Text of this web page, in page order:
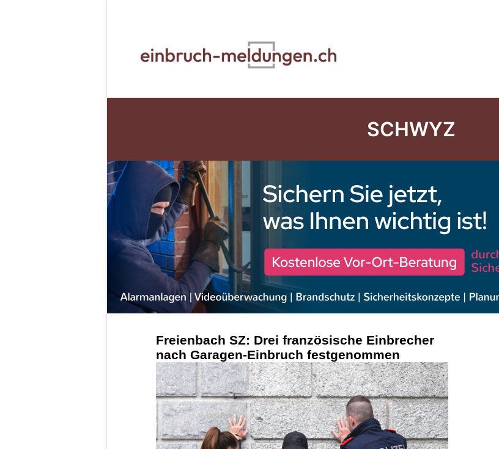
SCHWYZ
Freienbach SZ: Drei französische Einbrecher
nach Garagen-Einbruch festgenommen